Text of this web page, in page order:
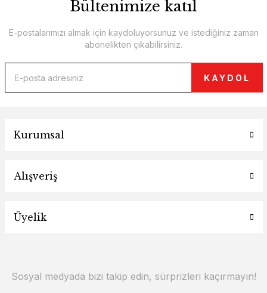
Bültenimize katıl
E-postalarımızı almak için kaydoluyorsunuz ve istediğiniz zaman
abonelikten çıkabilirsiniz.
KAYDOL
Kurumsal
Alışveriş
Üyelik
Sosyal medyada bizi takip edin, sürprizleri kaçırmayın!